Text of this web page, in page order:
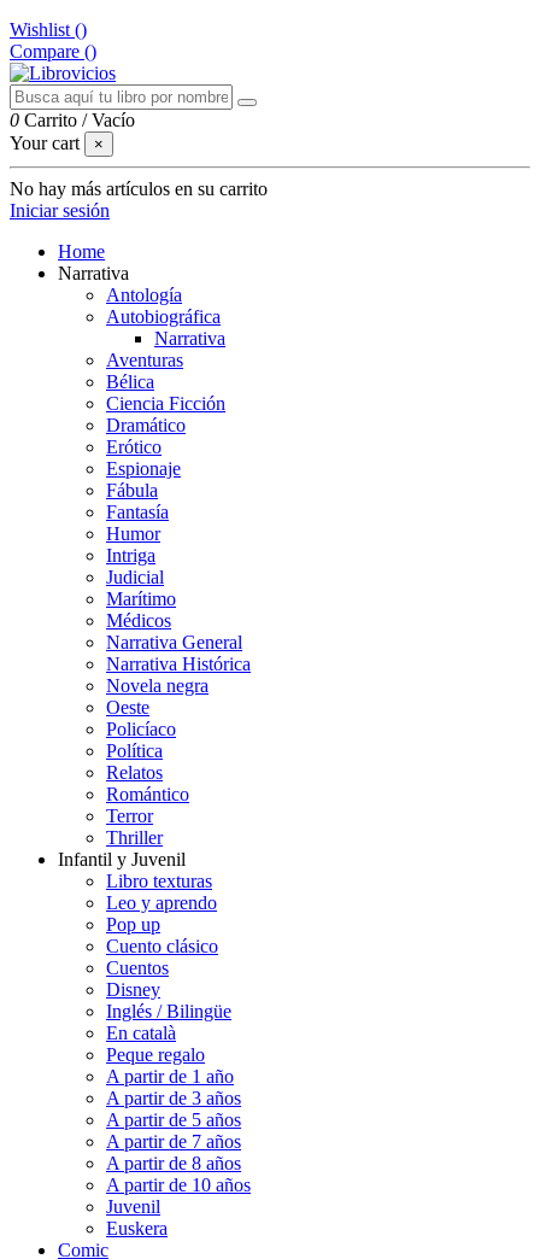
Wishlist ()
Compare ()
0 Carrito /Vacío
Your cart
×
No hay más artículos en su carrito
Iniciar sesión
Home
Narrativa
Antología
Autobiográfica
Narrativa
Aventuras
Bélica
Ciencia Ficción
Dramático
Erótico
Espionaje
Fábula
Fantasía
Humor
Intriga
Judicial
Marítimo
Médicos
Narrativa General
Narrativa Histórica
Novela negra
Oeste
Policíaco
Política
Relatos
Romántico
Terror
Thriller
Infantil y Juvenil
Libro texturas
Leo y aprendo
Pop up
Cuento clásico
Cuentos
Disney
Inglés / Bilingüe
En català
Peque regalo
A partir de 1 año
A partir de 3 años
A partir de 5 años
A partir de 7 años
A partir de 8 años
A partir de 10 años
Juvenil
Euskera
Comic